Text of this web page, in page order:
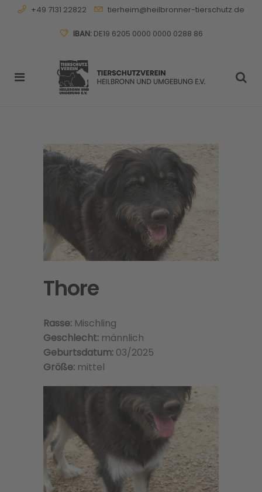
+49 7131 22822 tierheim@heilbronner-tierschutz.de
IBAN:DE19 6205 0000 0000 0288 86
Thore
Rasse: Mischling
Geschlecht: männlich
Geburtsdatum: 03/2025
Größe: mittel